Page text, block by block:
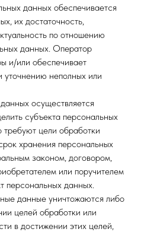
данных обеспечивается
их достаточность,
по отношению
данных. Оператор
и/или обеспечивает
уточнению неполных или
осуществляется
субъекта персональных
цели обработки
хранения персональных
законом, договором,
или поручителем
персональных данных.
данные уничтожаются либо
целей обработки или
в достижении этих целей,